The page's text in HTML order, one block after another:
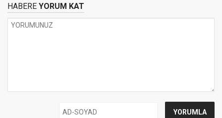
HABERE YORUM KAT